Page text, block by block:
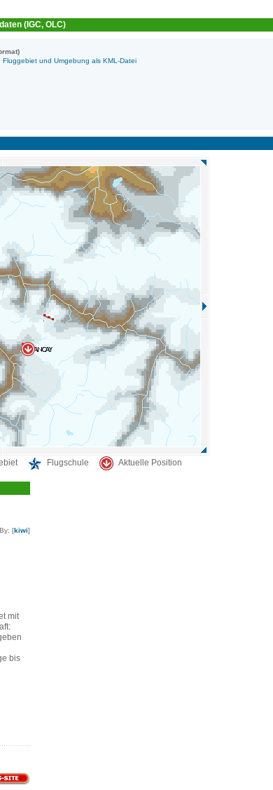
(IGC, OLC)
Fluggebiet und Umgebung als KML-Datei
Flugschule Aktuelle Position
By: [kiwi]
mit
bis